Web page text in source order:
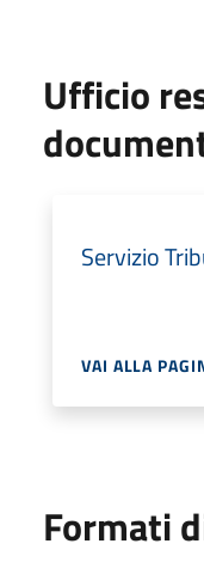
Ufficio
Servizio
VAI ALLA
Formati